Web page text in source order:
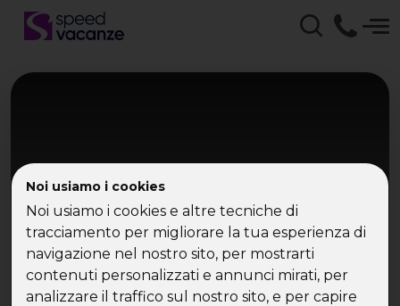
Noi usiamo i cookies
Noi usiamo i cookies e altre tecniche di
tracciamento per migliorare la tua esperienza di
navigazione nel nostro sito, per mostrarti
contenuti personalizzati e annunci mirati, per
analizzare il traffico sul nostro sito, e per capire
Marocco
Marocco Express